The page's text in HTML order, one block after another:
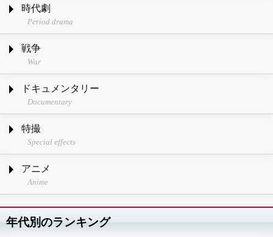
時代劇
Period drama
戦争
War
ドキュメンタリー
Documentary
特撮
Special effects
アニメ
Anime
年代別のランキング